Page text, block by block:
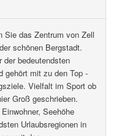
Sie das Zentrum von Zell
schönen Bergstadt.
bedeutendsten
gehört mit zu den Top -
Vielfalt im Sport ob
Groß geschrieben.
Seehöhe
Urlaubsregionen in